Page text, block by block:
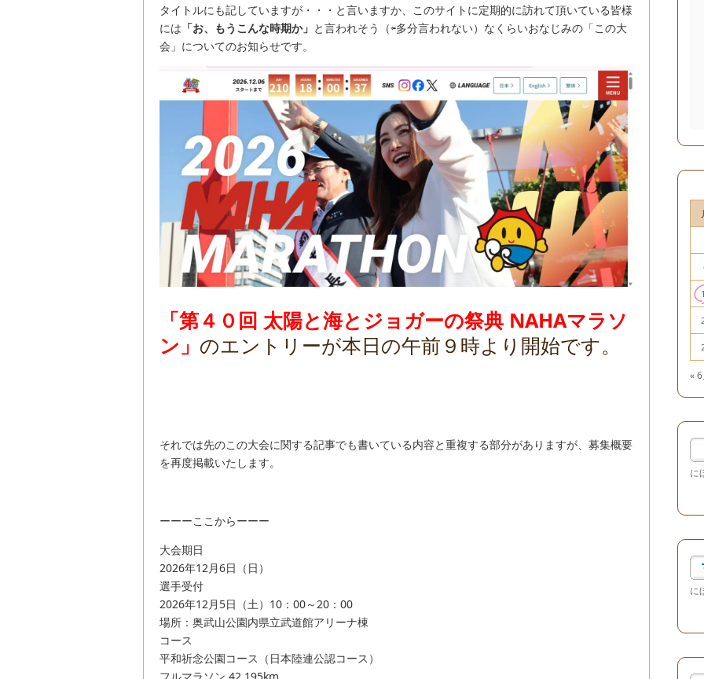
タイトルにも記していますが・・・と言いますか、このサイトに定期的に訪れて頂いている皆様
には 「お、もうこんな時期か」 と言われそう（⇦多分言われない）なくらいおなじみの「この大
会」についてのお知らせです。
「第４０回 太陽と海とジョガーの祭典 NAHAマラソ
ン」 のエントリーが本日の午前９時より開始です。
それでは先のこの大会に関する記事でも書いている内容と重複する部分がありますが、募集概要
を再度掲載いたします。
ーーーここからーーー
大会期日
2026年12月6日（日）
選手受付
2026年12月5日（土）10：00～20：00
場所：奥武山公園内県立武道館アリーナ棟
コース
平和祈念公園コース（日本陸連公認コース）
« 6
に
に